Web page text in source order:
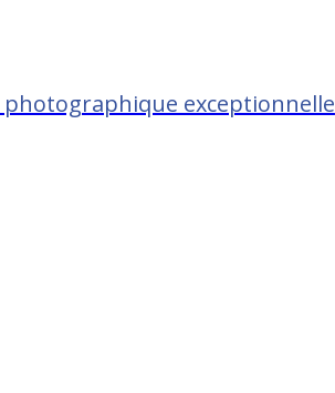
photographique exceptionnelle